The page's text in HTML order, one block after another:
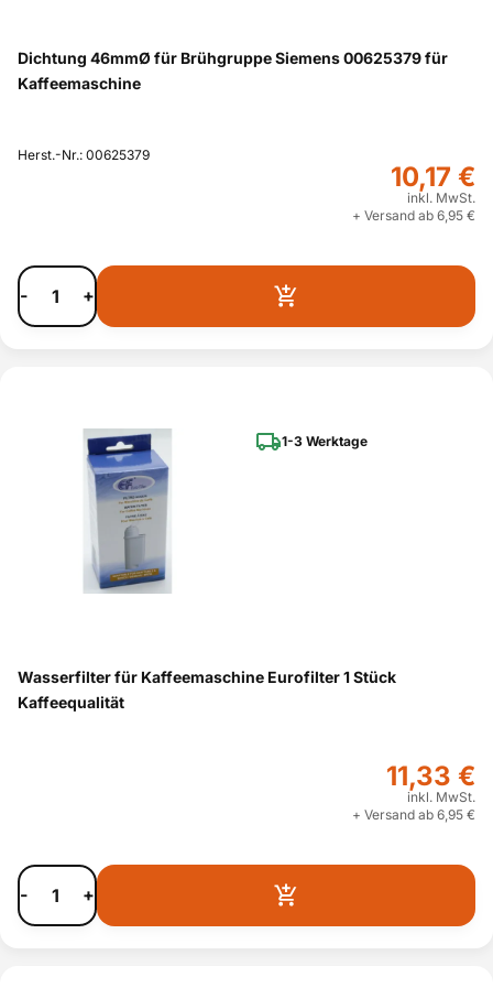
Dichtung 46mmØ für Brühgruppe Siemens 00625379 für
Kaffeemaschine
Herst.-Nr.: 00625379
10,17 €
inkl. MwSt.
+ Versand ab 6,95 €
- +
1-3 Werktage
Wasserfilter für Kaffeemaschine Eurofilter 1 Stück
Kaffeequalität
11,33 €
inkl. MwSt.
+ Versand ab 6,95 €
- +